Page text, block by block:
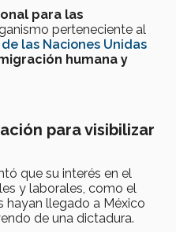
para las
perteneciente al
las Naciones Unidas
humana y
para visibilizar
que su interés en el
y laborales, como el
hayan llegado a México
de una dictadura.